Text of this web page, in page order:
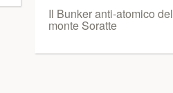
Il Bunker anti-atomico del
monte Soratte